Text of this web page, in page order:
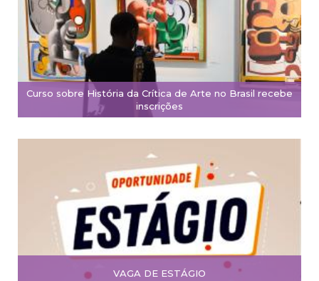
Curso sobre História da Crítica de Arte no Brasil recebe
inscrições
VAGA DE ESTÁGIO